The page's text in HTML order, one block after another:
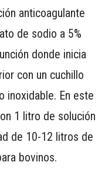
anticoagulante
de sodio a 5%
donde inicia
con un cuchillo
inoxidable. En este
1 litro de solución
de 10-12 litros de
bovinos.